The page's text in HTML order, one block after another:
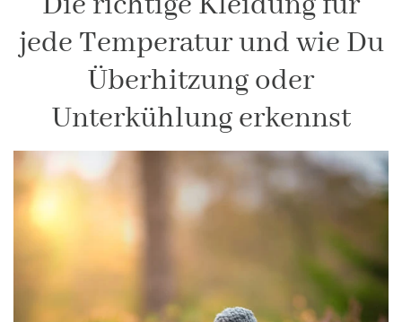
jede Temperatur und wie Du
Überhitzung oder
Unterkühlung erkennst